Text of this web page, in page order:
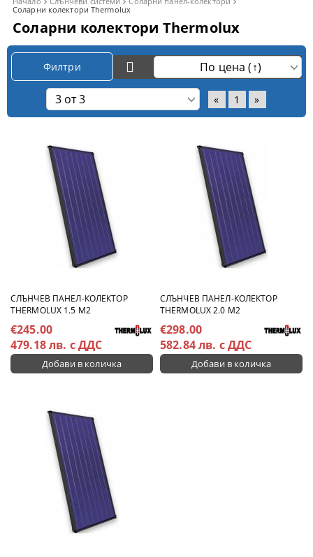
Соларни колектори Thermolux
Соларни колектори Thermolux
Филтри
« 1 »
СЛЪНЧЕВ ПАНЕЛ-КОЛЕКТОР
THERMOLUX 1.5 М2
€245.00
479.18 лв. с ДДС
СЛЪНЧЕВ ПАНЕЛ-КОЛЕКТОР
THERMOLUX 2.0 М2
€298.00
582.84 лв. с ДДС